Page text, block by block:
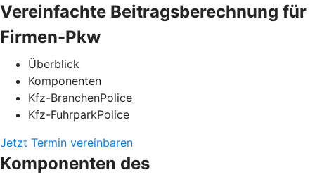
Vereinfachte Beitragsberechnung für
Firmen-Pkw
Überblick
Komponenten
Kfz-BranchenPolice
Kfz-FuhrparkPolice
Jetzt Termin vereinbaren
Komponenten des